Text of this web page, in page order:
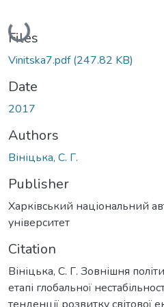
Loading...
Files
Vinitska7.pdf(247.82 KB)
Date
2017
Authors
Вініцька, С. Г.
Publisher
Харківський національний
університет
Citation
Вініцька, С. Г. Зовнішня
етапі глобальної